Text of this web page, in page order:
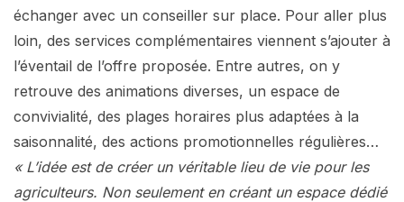
échanger avec un conseiller sur place. Pour aller plus
loin, des services complémentaires viennent s’ajouter à
l’éventail de l’offre proposée. Entre autres, on y
retrouve des animations diverses, un espace de
convivialité, des plages horaires plus adaptées à la
saisonnalité, des actions promotionnelles régulières…
« L’idée est de créer un véritable lieu de vie pour les
agriculteurs. Non seulement en créant un espace dédié